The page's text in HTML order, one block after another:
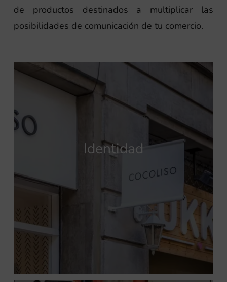
de productos destinados a multiplicar las
posibilidades de comunicación de tu comercio.
Identidad